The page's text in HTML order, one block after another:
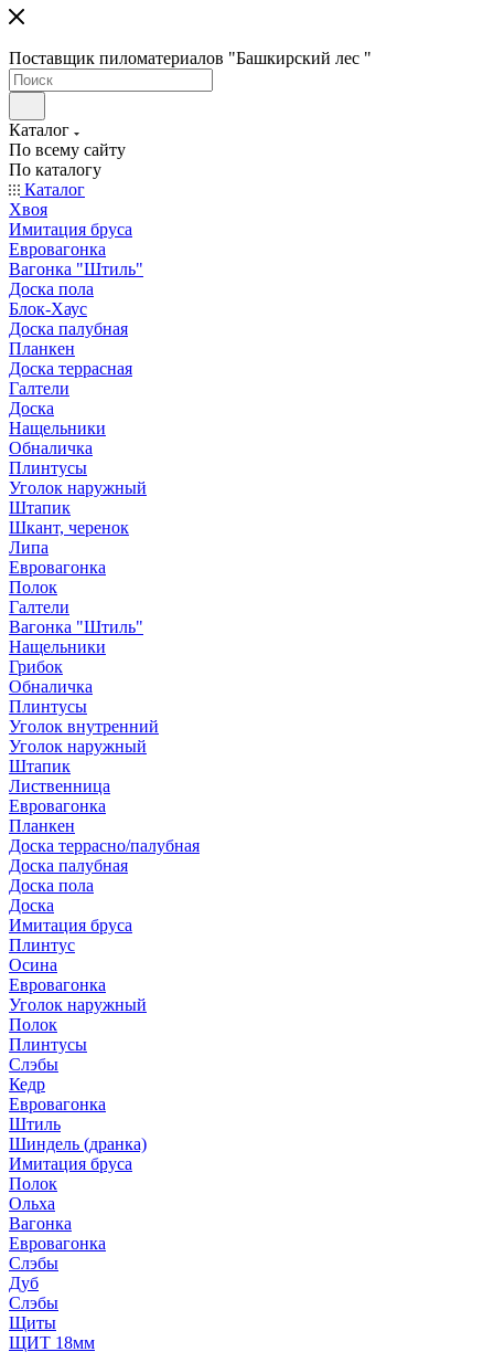
Поставщик пиломатериалов "Башкирский лес "
Каталог
По всему сайту
По каталогу
Каталог
Хвоя
Имитация бруса
Евровагонка
Вагонка "Штиль"
Доска пола
Блок-Хаус
Доска палубная
Планкен
Доска террасная
Галтели
Доска
Нащельники
Обналичка
Плинтусы
Уголок наружный
Штапик
Шкант, черенок
Липа
Евровагонка
Полок
Галтели
Вагонка "Штиль"
Нащельники
Грибок
Обналичка
Плинтусы
Уголок внутренний
Уголок наружный
Штапик
Лиственница
Евровагонка
Планкен
Доска террасно/палубная
Доска палубная
Доска пола
Доска
Имитация бруса
Плинтус
Осина
Евровагонка
Уголок наружный
Полок
Плинтусы
Слэбы
Кедр
Евровагонка
Штиль
Шиндель (дранка)
Имитация бруса
Полок
Ольха
Вагонка
Евровагонка
Слэбы
Дуб
Слэбы
Щиты
ЩИТ 18мм